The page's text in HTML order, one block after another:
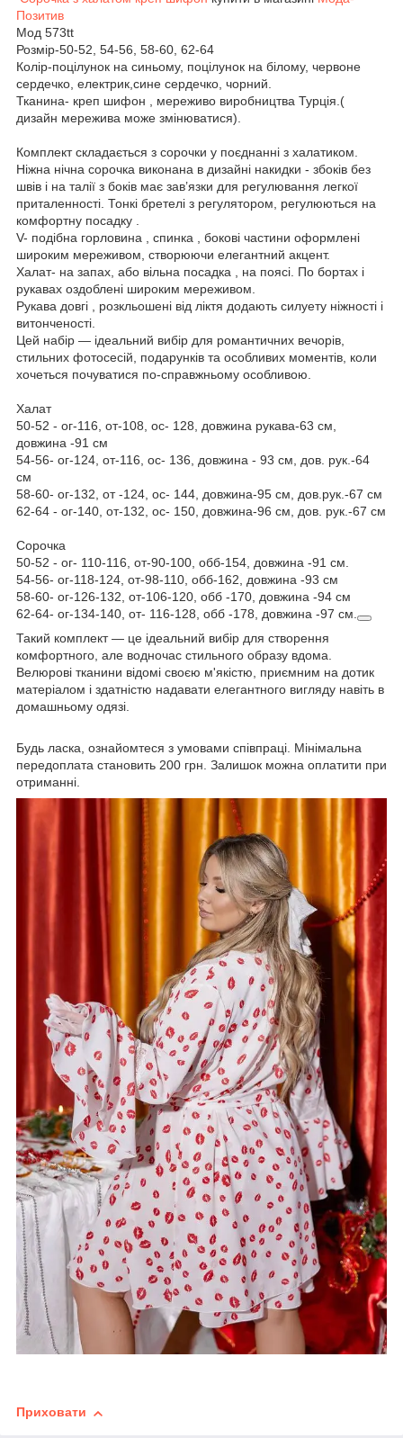
Позитив
Мод 573tt
Розмір-50-52, 54-56, 58-60, 62-64
Колір-поцілунок на синьому, поцілунок на білому, червоне
сердечко, електрик,сине сердечко, чорний.
Тканина- креп шифон , мереживо виробництва Турція.(
дизайн мережива може змінюватися).
Комплект складається з сорочки у поєднанні з халатиком.
Ніжна нічна сорочка виконана в дизайні накидки - збоків без
швів і на талії з боків має зав’язки для регулювання легкої
приталенності. Тонкі бретелі з регулятором, регулюються на
комфортну посадку .
V- подібна горловина , спинка , бокові частини оформлені
широким мереживом, створюючи елегантний акцент.
Халат- на запах, або вільна посадка , на поясі. По бортах і
рукавах оздоблені широким мереживом.
Рукава довгі , розкльошені від ліктя додають силуету ніжності і
витонченості.
Цей набір — ідеальний вибір для романтичних вечорів,
стильних фотосесій, подарунків та особливих моментів, коли
хочеться почуватися по-справжньому особливою.
Халат
50-52 - ог-116, от-108, ос- 128, довжина рукава-63 см,
довжина -91 см
54-56- ог-124, от-116, ос- 136, довжина - 93 см, дов. рук.-64
см
58-60- ог-132, от -124, ос- 144, довжина-95 см, дов.рук.-67 см
62-64 - ог-140, от-132, ос- 150, довжина-96 см, дов. рук.-67 см
Сорочка
50-52 - ог- 110-116, от-90-100, обб-154, довжина -91 см.
54-56- ог-118-124, от-98-110, обб-162, довжина -93 см
58-60- ог-126-132, от-106-120, обб -170, довжина -94 см
62-64- ог-134-140, от- 116-128, обб -178, довжина -97 см.
Такий комплект — це ідеальний вибір для створення
комфортного, але водночас стильного образу вдома.
Велюрові тканини відомі своєю м'якістю, приємним на дотик
матеріалом і здатністю надавати елегантного вигляду навіть в
домашньому одязі.
Будь ласка, ознайомтеся з умовами співпраці. Мінімальна
передоплата становить 200 грн. Залишок можна оплатити при
отриманні.
Приховати